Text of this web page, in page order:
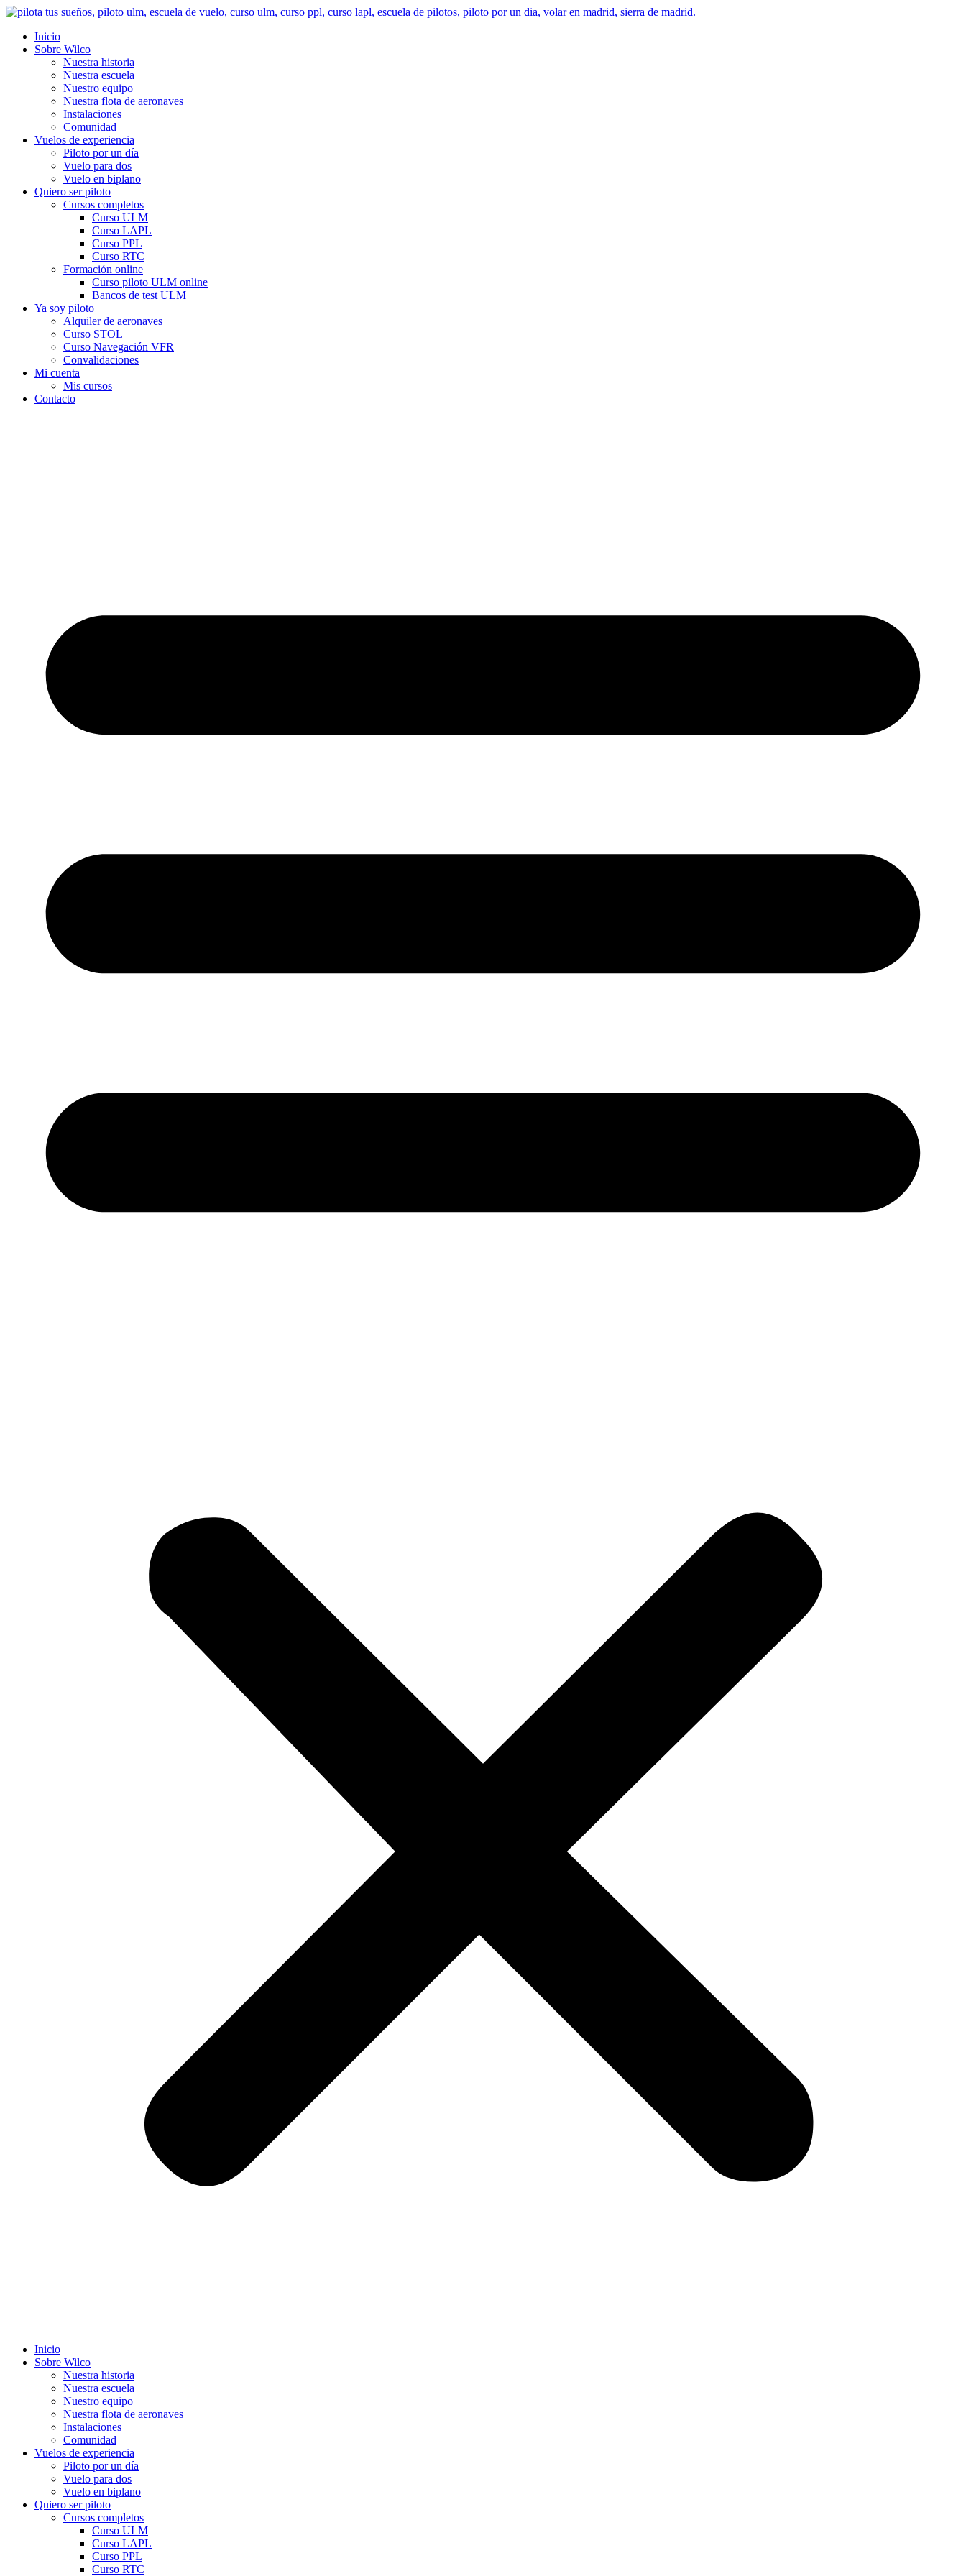
Ir
contenido
Inicio
Sobre Wilco
Nuestra historia
Nuestra escuela
Nuestro equipo
Nuestra flota de aeronaves
Instalaciones
Comunidad
Vuelos de experiencia
Piloto por un día
Vuelo para dos
Vuelo en biplano
Quiero ser piloto
Cursos completos
Curso ULM
Curso LAPL
Curso PPL
Curso RTC
Formación online
Curso piloto ULM online
Bancos de test ULM
Ya soy piloto
Alquiler de aeronaves
Curso STOL
Curso Navegación VFR
Convalidaciones
Mi cuenta
Mis cursos
Contacto
Inicio
Sobre Wilco
Nuestra historia
Nuestra escuela
Nuestro equipo
Nuestra flota de aeronaves
Instalaciones
Comunidad
Vuelos de experiencia
Piloto por un día
Vuelo para dos
Vuelo en biplano
Quiero ser piloto
Cursos completos
Curso ULM
Curso LAPL
Curso PPL
Curso RTC